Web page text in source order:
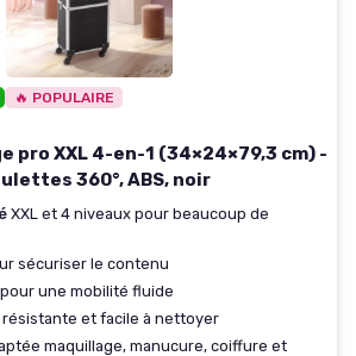
🔥 POPULAIRE
pro XXL 4-en-1 (34×24×79,3 cm) -
360°, ABS, noir
XXL et 4 niveaux pour beaucoup de
sécuriser le contenu
pour une mobilité fluide
résistante et facile à nettoyer
maquillage, manucure, coiffure et